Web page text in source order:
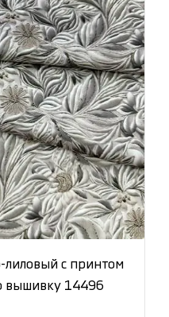
лиловый с принтом
вышивку 14496